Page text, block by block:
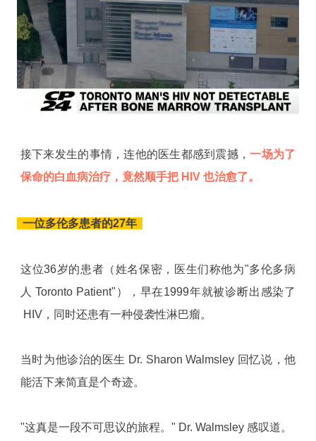
接下来发生的事情，连他的医生都感到震撼，一场为了
保命的白血病治疗，竟然顺手把 HIV 也治愈了。
一位多伦多患者的27年
这位36岁的患者（姓名保密，医生们称他为"多伦多病
人 Toronto Patient"），早在1999年就被诊断出感染了
HIV，同时还患有一种侵袭性淋巴瘤。
当时为他诊治的医生 Dr. Sharon Walmsley 回忆说，他
能活下来简直是个奇迹。
"这真是一段不可思议的旅程。" Dr. Walmsley 感叹道。